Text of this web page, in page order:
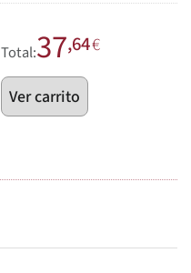
Total:37,64€
Ver carrito